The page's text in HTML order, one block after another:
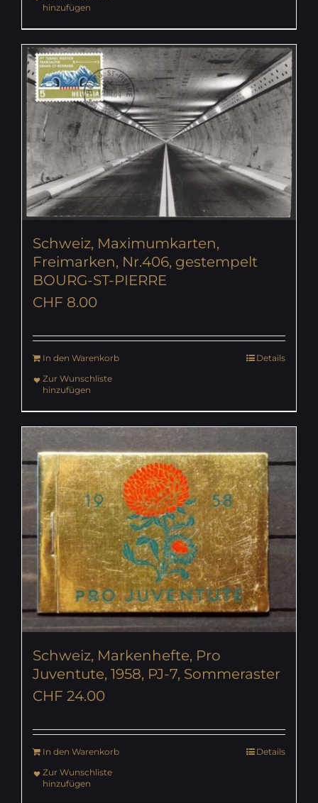
hinzufügen
Schweiz, Maximumkarten,
Freimarken, Nr.406, gestempelt
BOURG-ST-PIERRE
CHF 8.00
In den Warenkorb
Details
Zur Wunschliste
hinzufügen
Schweiz, Markenhefte, Pro
Juventute, 1958, PJ-7, Sommeraster
CHF 24.00
In den Warenkorb
Details
Zur Wunschliste
hinzufügen